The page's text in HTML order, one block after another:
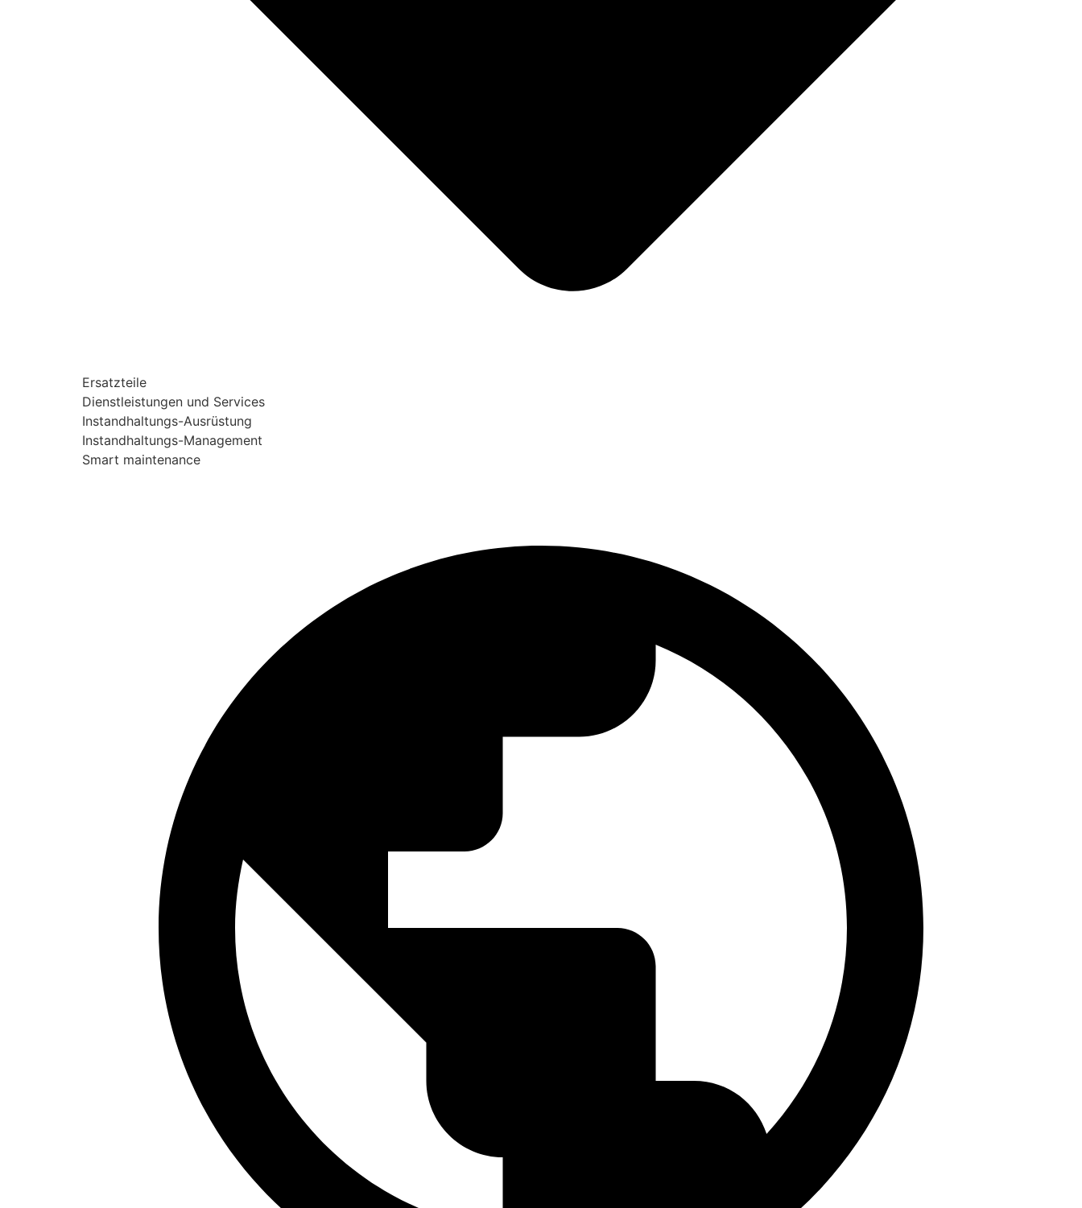
Ersatzteile
Dienstleistungen und Services
Instandhaltungs-Ausrüstung
Instandhaltungs-Management
Smart maintenance